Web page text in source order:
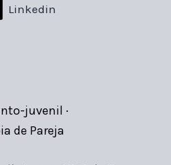
Linkedin
juvenil ·
de Pareja